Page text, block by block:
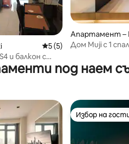
Средна оценка: 5 от 5,
5 (5)
и балкон с
Апартамент –
и
Дом Muji с 1
под наем
Избор на
Избор на